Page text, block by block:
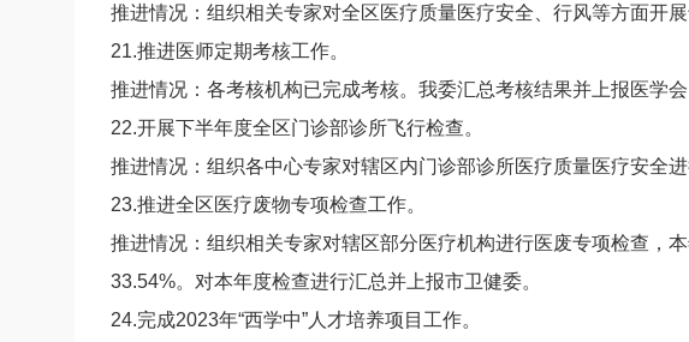
推进情况：组织相关专家对全区医疗质量医疗安全、行风等方面开展
21.推进医师定期考核工作。
推进情况：各考核机构已完成考核。我委汇总考核结果并上报医学会
22.开展下半年度全区门诊部诊所飞行检查。
推进情况：组织各中心专家对辖区内门诊部诊所医疗质量医疗安全进
23.推进全区医疗废物专项检查工作。
推进情况：组织相关专家对辖区部分医疗机构进行医废专项检查，
33.54%。对本年度检查进行汇总并上报市卫健委。
24.完成2023年“西学中”人才培养项目工作。